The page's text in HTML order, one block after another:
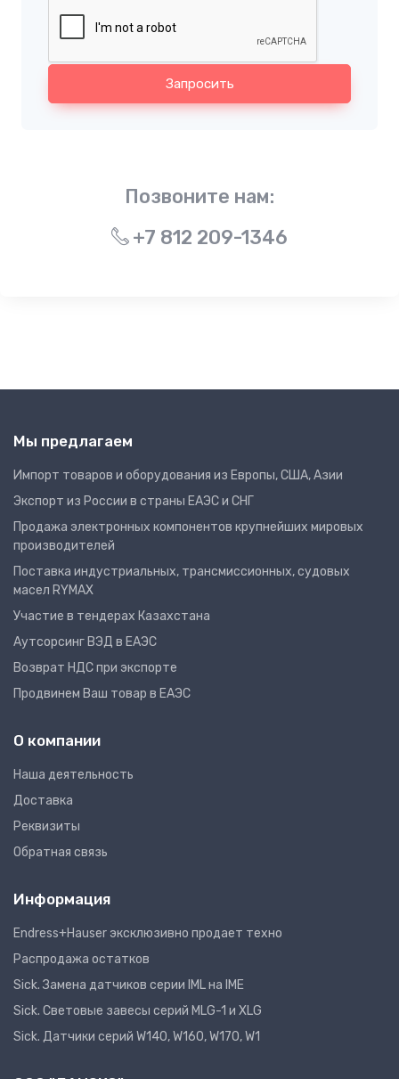
Запросить
Позвоните нам:
+7 812 209-1346
Мы предлагаем
Импорт товаров и оборудования из Европы, США, Азии
Экспорт из России в страны ЕАЭС и СНГ
Продажа электронных компонентов крупнейших мировых
производителей
Поставка индустриальных, трансмиссионных, судовых
масел RYMAX
Участие в тендерах Казахстана
Аутсорсинг ВЭД в ЕАЭС
Возврат НДС при экспорте
Продвинем Ваш товар в ЕАЭС
О компании
Наша деятельность
Доставка
Реквизиты
Обратная связь
Информация
Endress+Hauser эксклюзивно продает техно
Распродажа остатков
Sick. Замена датчиков серии IML на IME
Sick. Световые завесы серий MLG-1 и XLG
Sick. Датчики серий W140, W160, W170, W1